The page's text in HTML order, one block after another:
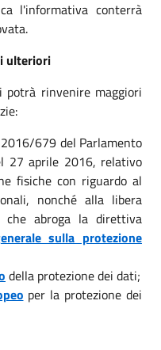
l'informativa conterrà
ulteriori
potrà rinvenire maggiori
679 del Parlamento
27 aprile 2016, relativo
fisiche con riguardo al
nonché alla libera
abroga la direttiva
sulla protezione
della protezione dei dati;
per la protezione dei